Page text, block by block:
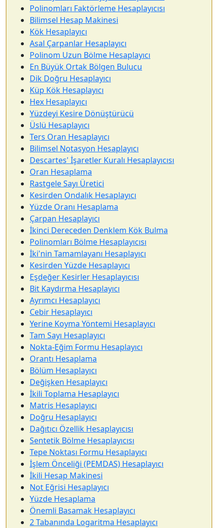
Polinomları Faktörleme Hesaplayıcısı
Bilimsel Hesap Makinesi
Kök Hesaplayıcı
Asal Çarpanlar Hesaplayıcı
Polinom Uzun Bölme Hesaplayıcı
En Büyük Ortak Bölgen Bulucu
Dik Doğru Hesaplayıcı
Küp Kök Hesaplayıcı
Hex Hesaplayıcı
Yüzdeyi Kesire Dönüştürücü
Üslü Hesaplayıcı
Ters Oran Hesaplayıcı
Bilimsel Notasyon Hesaplayıcı
Descartes' İşaretler Kuralı Hesaplayıcısı
Oran Hesaplama
Rastgele Sayı Üretici
Kesirden Ondalık Hesaplayıcı
Yüzde Oranı Hesaplama
Çarpan Hesaplayıcı
İkinci Dereceden Denklem Kök Bulma
Polinomları Bölme Hesaplayıcısı
İki'nin Tamamlayanı Hesaplayıcı
Kesirden Yüzde Hesaplayıcı
Eşdeğer Kesirler Hesaplayıcısı
Bit Kaydırma Hesaplayıcı
Ayrımcı Hesaplayıcı
Cebir Hesaplayıcı
Yerine Koyma Yöntemi Hesaplayıcı
Tam Sayı Hesaplayıcı
Nokta-Eğim Formu Hesaplayıcı
Orantı Hesaplama
Bölüm Hesaplayıcı
Değişken Hesaplayıcı
İkili Toplama Hesaplayıcı
Matris Hesaplayıcı
Doğru Hesaplayıcı
Dağıtıcı Özellik Hesaplayıcısı
Sentetik Bölme Hesaplayıcısı
Tepe Noktası Formu Hesaplayıcı
İşlem Önceliği (PEMDAS) Hesaplayıcı
İkili Hesap Makinesi
Not Eğrisi Hesaplayıcı
Yüzde Hesaplama
Önemli Basamak Hesaplayıcı
2 Tabanında Logaritma Hesaplayıcı